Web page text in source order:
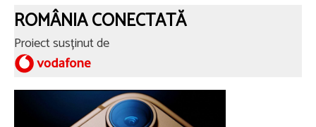
ROMÂNIA CONECTATĂ
Proiect susținut de